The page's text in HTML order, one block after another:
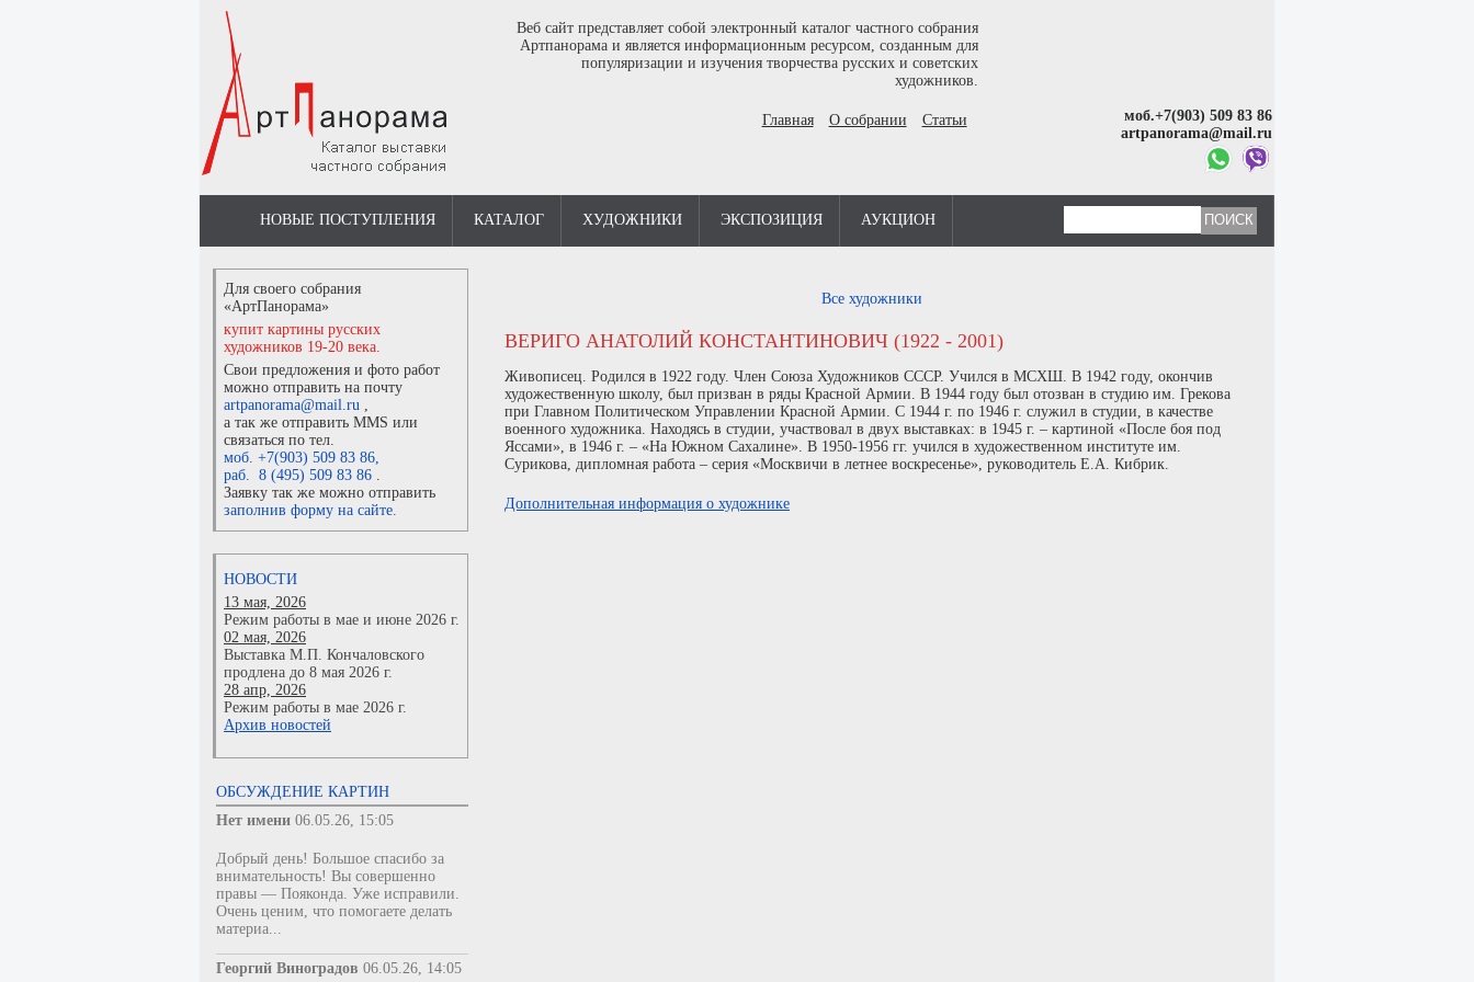
Веб сайт представляет собой электронный каталог частного собрания
Артпанорама и является информационным ресурсом, созданным для
популяризации и изучения творчества русских и советских
художников.
Главная О собрании Статьи
моб.+7(903) 509 83 86
artpanorama@mail.ru
НОВЫЕ ПОСТУПЛЕНИЯ КАТАЛОГ ХУДОЖНИКИ ЭКСПОЗИЦИЯ АУКЦИОН
Для своего собрания
«АртПанорама»
купит картины русских
художников 19-20 века.
Свои предложения и фото работ
можно отправить на почту
artpanorama@mail.ru ,
а так же отправить MMS или
связаться по тел.
моб. +7(903) 509 83 86,
раб. 8 (495) 509 83 86 .
Заявку так же можно отправить
заполнив форму на сайте.
НОВОСТИ
13 мая, 2026
Режим работы в мае и июне 2026 г.
02 мая, 2026
Выставка М.П. Кончаловского
продлена до 8 мая 2026 г.
28 апр, 2026
Режим работы в мае 2026 г.
Архив новостей
ОБСУЖДЕНИЕ КАРТИН
Нет имени 06.05.26, 15:05
Добрый день! Большое спасибо за
внимательность! Вы совершенно
правы — Пояконда. Уже исправили.
Очень ценим, что помогаете делать
материа...
Георгий Виноградов 06.05.26, 14:05
Все художники
ВЕРИГО АНАТОЛИЙ КОНСТАНТИНОВИЧ (1922 - 2001)
Живописец. Родился в 1922 году. Член Союза Художников СССР. Учился в МСХШ. В 1942 году, окончив
художественную школу, был призван в ряды Красной Армии. В 1944 году был отозван в студию им. Грекова
при Главном Политическом Управлении Красной Армии. С 1944 г. по 1946 г. служил в студии, в качестве
военного художника. Находясь в студии, участвовал в двух выставках: в 1945 г. – картиной «После боя под
Яссами», в 1946 г. – «На Южном Сахалине». В 1950-1956 гг. учился в художественном институте им.
Сурикова, дипломная работа – серия «Москвичи в летнее воскресенье», руководитель Е.А. Кибрик.
Дополнительная информация о художнике